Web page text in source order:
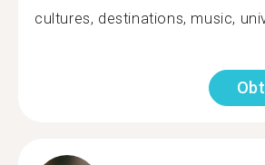
cultures, destinations, music,